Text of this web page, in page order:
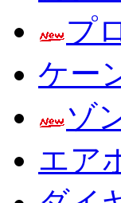
プ
ケー
ゾ
エア